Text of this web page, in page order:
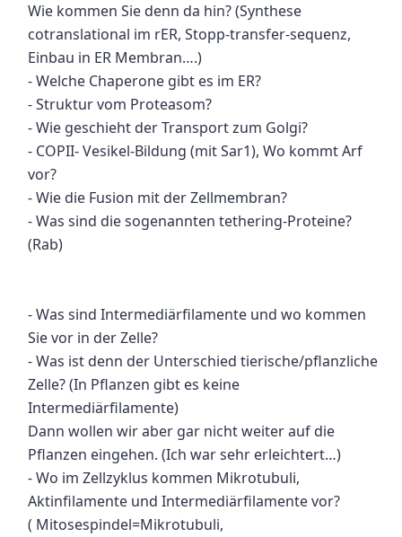
Wie kommen Sie denn da hin? (Synthese
cotranslational im rER, Stopp-transfer-sequenz,
Einbau in ER Membran….)
- Welche Chaperone gibt es im ER?
- Struktur vom Proteasom?
- Wie geschieht der Transport zum Golgi?
- COPII- Vesikel-Bildung (mit Sar1), Wo kommt Arf
vor?
- Wie die Fusion mit der Zellmembran?
- Was sind die sogenannten tethering-Proteine?
(Rab)
- Was sind Intermediärfilamente und wo kommen
Sie vor in der Zelle?
- Was ist denn der Unterschied tierische/pflanzliche
Zelle? (In Pflanzen gibt es keine
Intermediärfilamente)
Dann wollen wir aber gar nicht weiter auf die
Pflanzen eingehen. (Ich war sehr erleichtert…)
- Wo im Zellzyklus kommen Mikrotubuli,
Aktinfilamente und Intermediärfilamente vor?
( Mitosespindel=Mikrotubuli,